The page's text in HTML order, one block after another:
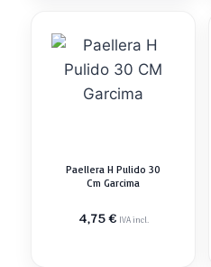
Paellera H Pulido 30
Cm Garcima
4,75€ IVA incl.